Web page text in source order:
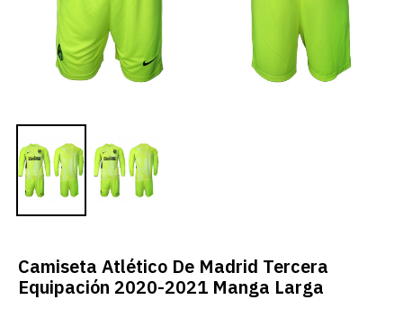
Camiseta Atlético De Madrid Tercera
Equipación 2020-2021 Manga Larga